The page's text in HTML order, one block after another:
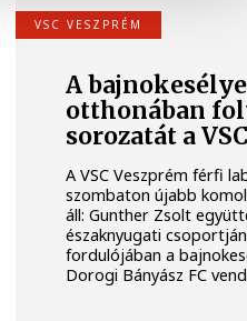
VSC VESZPRÉM
A
otthonában
sorozatát a
A VSC Veszprém férfi
szombaton újabb
áll: Gunther Zsolt
északnyugati
fordulójában a
Dorogi Bányász FC